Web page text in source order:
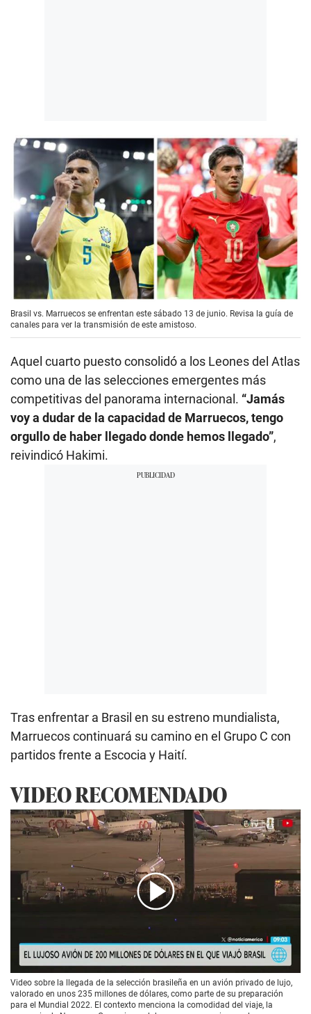
Brasil vs. Marruecos se enfrentan este sábado 13 de junio. Revisa la guía de
canales para ver la transmisión de este amistoso.
Aquel cuarto puesto consolidó a los Leones del Atlas
como una de las selecciones emergentes más
competitivas del panorama internacional. “Jamás
voy a dudar de la capacidad de Marruecos, tengo
orgullo de haber llegado donde hemos llegado”,
reivindicó Hakimi.
Tras enfrentar a Brasil en su estreno mundialista,
Marruecos continuará su camino en el Grupo C con
partidos frente a Escocia y Haití.
VIDEO RECOMENDADO
00:00 /02:18
Video sobre la llegada de la selección brasileña en un avión privado de lujo,
valorado en unos 235 millones de dólares, como parte de su preparación
para el Mundial 2022. El contexto menciona la comodidad del viaje, la